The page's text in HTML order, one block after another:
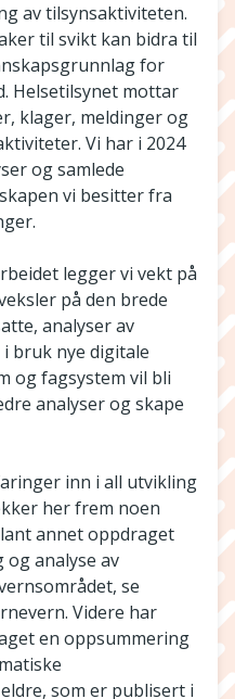
av tilsynsaktiviteten.
til svikt kan bidra til
for
Helsetilsynet mottar
klager, meldinger og
Vi har i 2024
og samlede
vi besitter fra
legger vi vekt på
på den brede
analyser av
bruk nye digitale
og fagsystem vil bli
analyser og skape
inn i all utvikling
her frem noen
annet oppdraget
og analyse av
se
Videre har
en oppsummering
som er publisert i